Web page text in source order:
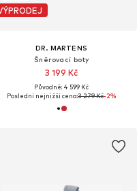
DR. MARTENS
Šněrovací boty
3 199 Kč
Původně: 4 599 Kč
Poslední nejnižší cena:3 279 Kč-2%